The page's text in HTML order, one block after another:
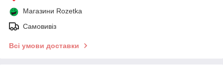
Магазини Rozetka
Самовивіз
Всі умови доставки